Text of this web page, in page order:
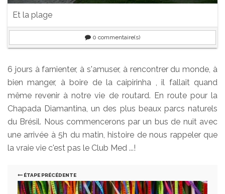
Et la plage
0 commentaire(s)
6 jours à farnienter, à s'amuser, à rencontrer du monde, à
bien manger, à boire de la caipirinha , il fallait quand
même revenir à notre vie de routard. En route pour la
Chapada Diamantina, un des plus beaux parcs naturels
du Brésil. Nous commencerons par un bus de nuit avec
une arrivée à 5h du matin, histoire de nous rappeler que
la vraie vie c'est pas le Club Med ...!
ÉTAPE PRÉCÉDENTE